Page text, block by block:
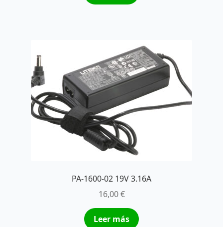
PA-1600-02 19V 3.16A
16,00€
Leer más